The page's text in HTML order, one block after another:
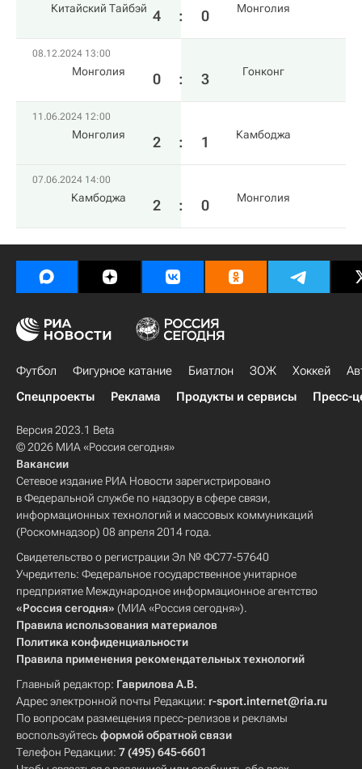
Китайский Тайбэй 4 : 0 Монголия
08.12.2024 13:00
Монголия 0 : 3 Гонконг
11.06.2024 12:00
Монголия 2 : 1 Камбоджа
07.06.2024 14:00
Камбоджа 2 : 0 Монголия
Футбол Фигурное катание Биатлон ЗОЖ Хоккей
Спецпроекты
Реклама Продукты и сервисы Пресс-
Версия 2023.1 Beta
© 2026 МИА «Россия сегодня»
Вакансии
Сетевое издание РИА Новости зарегистрировано
в Федеральной службе по надзору в сфере связи,
информационных технологий и массовых коммуникаций
(Роскомнадзор) 08 апреля 2014 года.
Свидетельство о регистрации Эл № ФС77-57640
Учредитель: Федеральное государственное унитарное
предприятие Международное информационное агентство
«Россия сегодня» (МИА «Россия сегодня»).
Правила использования материалов
Политика конфиденциальности
Правила применения рекомендательных технологий
Главный редактор: Гаврилова А.В.
Адрес электронной почты Редакции: r-sport.internet@ria.ru
По вопросам размещения пресс-релизов и рекламы
воспользуйтесьформой обратной связи
Телефон Редакции: 7 (495) 645-6601